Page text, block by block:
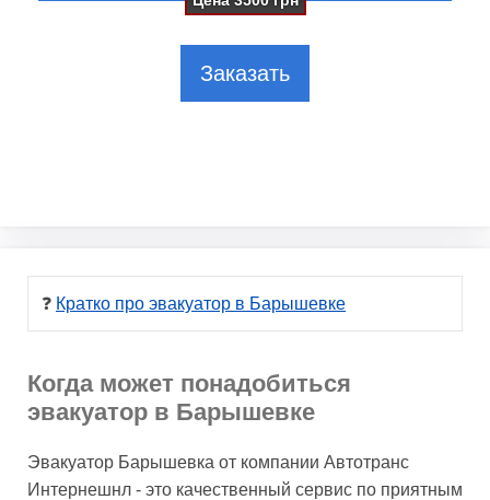
Заказать
❓ Кратко про эвакуатор в Барышевке
Когда может понадобиться
эвакуатор в Барышевке
Эвакуатор Барышевка от компании Автотранс
Интернешнл - это качественный сервис по приятным